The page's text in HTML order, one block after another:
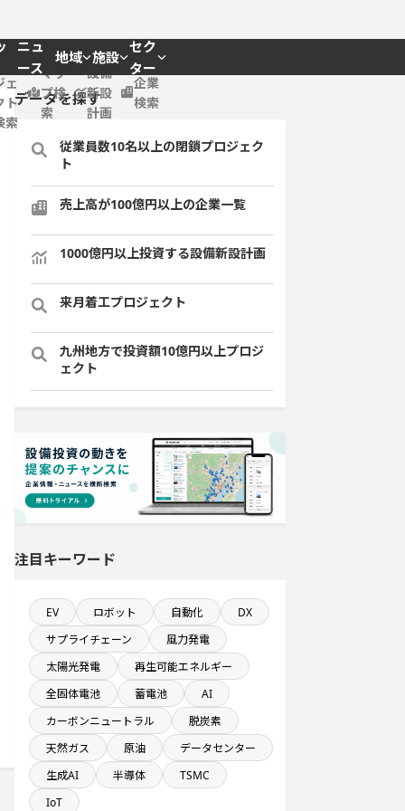
ニュ
ース
地域 施設
セク
ター
ェ
ト
索
マッ
プ検
索
設備
新設
計画
企業
検索
データを探す
従業員数10名以上の閉鎖プロジェク
ト
売上高が100億円以上の企業一覧
1000億円以上投資する設備新設計画
来月着工プロジェクト
九州地方で投資額10億円以上プロジ
ェクト
新規雇用者数100名以上プロジェクト
来月稼働プロジェクト
完成から約5年経過プロジェクト
食品卸に関するプロジェクト
関東地方で投資額10億円以上プロジ
ェクト
年間設備投資額が100億円以上の企業
一覧
完成から約10年経過プロジェクト
注目キーワード
EV ロボット 自動化
DX
サプライチェーン
風力発電
太陽光発電
再生可能エネルギー
全固体電池
蓄電池
AI
カーボンニュートラル
脱炭素
天然ガス
原油
データセンター
生成AI
半導体
TSMC
IoT